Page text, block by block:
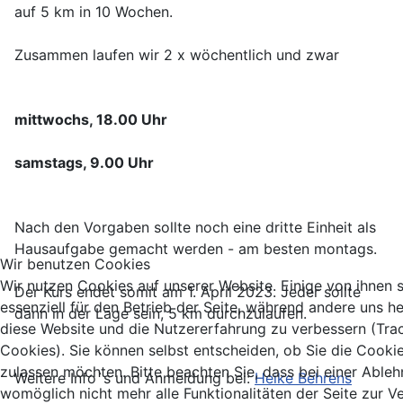
auf 5 km in 10 Wochen.
Zusammen laufen wir 2 x wöchentlich und zwar
mittwochs, 18.00 Uhr
samstags, 9.00 Uhr
Nach den Vorgaben sollte noch eine dritte Einheit als
Hausaufgabe gemacht werden - am besten montags.
Der Kurs endet somit am 1. April 2023. Jeder sollte
dann in der Lage sein, 5 km durchzulaufen.
Weitere Info`s und Anmeldung bei:Heike Behrens
Wir benutzen Cookies
Wir nutzen Cookies auf unserer Website. Einige von ihnen
essenziell für den Betrieb der Seite, während andere uns
diese Website und die Nutzererfahrung zu verbessern
Cookies). Sie können selbst entscheiden, ob Sie die
zulassen möchten. Bitte beachten Sie, dass bei einer
womöglich nicht mehr alle Funktionalitäten der Seite zur